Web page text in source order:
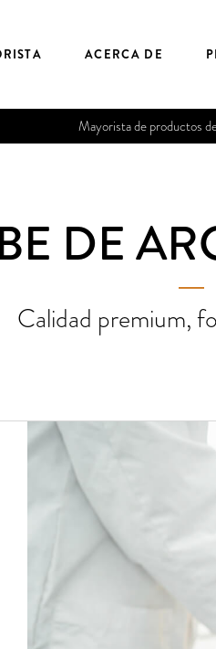
ACERCA DE
Mayorista de productos
DE
―
Calidad premium,